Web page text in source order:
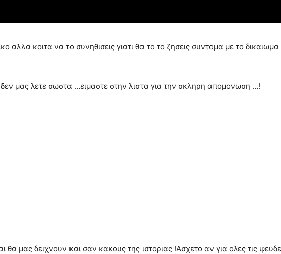
κοιτα να το συνηθισεις γιατι θα το το ζησεις συντομα με το
μας λετε σωστα …ειμαστε στην λιστα για την σκληρη απομονωση …!
μας δειχνουν και σαν κακους της ιστοριας !Ασχετο αν για ολες τις